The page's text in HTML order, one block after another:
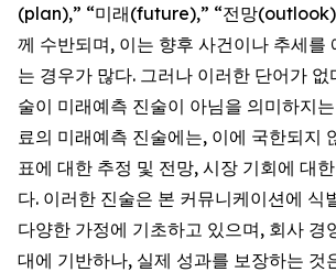
(plan),” “미래(future),” “전망
께 수반되며, 이는 향후 사건이나 추세를
는 경우가 많다. 그러나 이러한 단어가 없
술이 미래예측 진술이 아님을 의미하지
료의 미래예측 진술에는, 이에 국한되지
표에 대한 추정 및 전망, 시장 기회에 대
다. 이러한 진술은 본 커뮤니케이션에 식
다양한 가정에 기초하고 있으며, 회사 경
대에 기반하나, 실제 성과를 보장하는 것